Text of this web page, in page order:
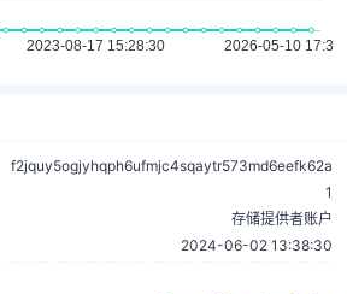
f2jquy5ogjyhqph6ufmjc4sqaytr573md6eefk62a
1
存储提供者账户
2024-06-02 13:38:30